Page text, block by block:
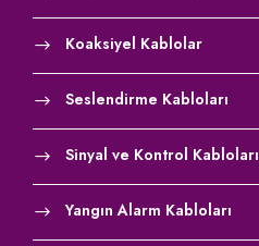
Koaksiyel Kablolar
Seslendirme Kabloları
Sinyal ve Kontrol Kabloları
Yangın Alarm Kabloları